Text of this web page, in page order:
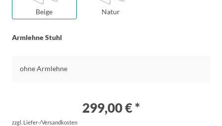
Beige Natur
Armlehne Stuhl
ohne Armlehne
299,00 € *
zzgl. Liefer-/Versandkosten